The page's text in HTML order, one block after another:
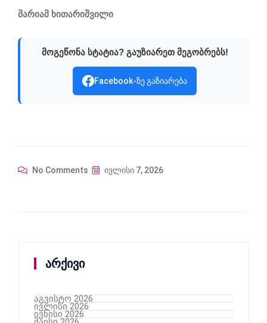
მარიამ ხითარიშვილი
მოგეწონა სტატია? გაუზიარეთ მეგობრებს!
Facebook-ზე გაზიარება
No Comments ივლისი 7, 2026
არქივი
აგვისტო 2026
ივლისი 2026
ივნისი 2026